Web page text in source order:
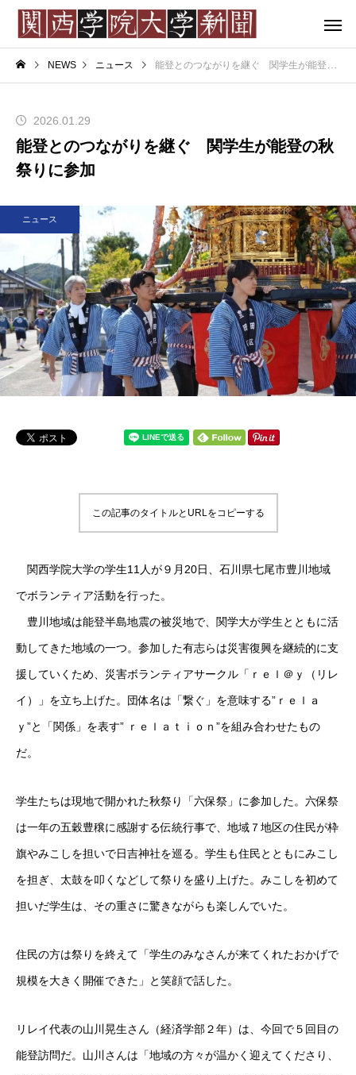
NEWS ニュース 能登とのつながりを継ぐ 関学生が能登の秋祭りに参加
2026.01.29
能登とのつながりを継ぐ 関学生が能登の秋
祭りに参加
ニュース
この記事のタイトルとURLをコピーする
関西学院大学の学生11人が９月20日、石川県七尾市豊川地域
でボランティア活動を行った。
豊川地域は能登半島地震の被災地で、関学大が学生とともに活
動してきた地域の一つ。参加した有志らは災害復興を継続的に支
援していくため、災害ボランティアサークル「ｒｅｌ＠ｙ（リレ
イ）」を立ち上げた。団体名は「繋ぐ」を意味する”ｒｅｌａ
ｙ”と「関係」を表す” ｒｅｌａｔⅰｏｎ”を組み合わせたもの
だ。
学生たちは現地で開かれた秋祭り「六保祭」に参加した。六保祭
は一年の五穀豊穣に感謝する伝統行事で、地域７地区の住民が枠
旗やみこしを担いで日吉神社を巡る。学生も住民とともにみこし
を担ぎ、太鼓を叩くなどして祭りを盛り上げた。みこしを初めて
担いだ学生は、その重さに驚きながらも楽しんでいた。
住民の方は祭りを終えて「学生のみなさんが来てくれたおかげで
規模を大きく開催できた」と笑顔で話した。
リレイ代表の山川晃生さん（経済学部２年）は、今回で５回目の
能登訪問だ。山川さんは「地域の方々が温かく迎えてくださり、